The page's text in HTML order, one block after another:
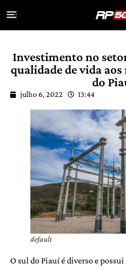
Investimento no
qualidade de vida
do
julho 6, 2022 13:44
default
O sul do Piauí é diverso e